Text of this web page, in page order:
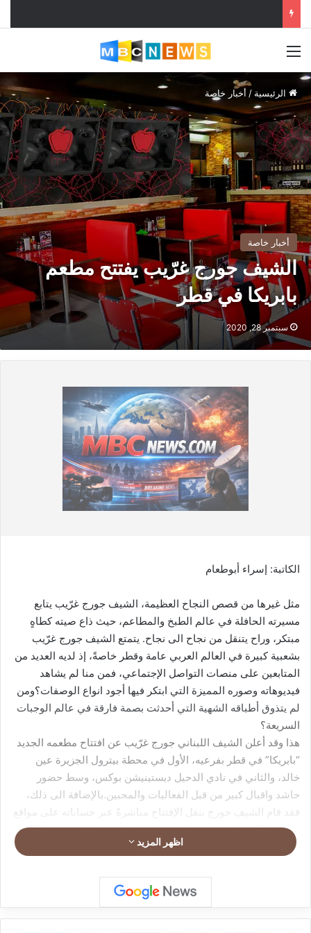
الرئيسية / أخبار خاصة
أخبار خاصة
الشيف جورج غرّيب يفتتح مطعم
بابريكا في قطر
سبتمبر 28, 2020
الكاتبة: إسراء أبوطعام
مثل غيرها من قصص النجاح العظيمة، الشيف جورج غرّيب يتابع
مسيرته الحافلة في عالم الطبخ والمطاعم، حيث ذاع صيته كطاهٍ
مبتكر، وراح يتنقل من نجاح الى نجاح. يتمتع الشيف جورج غرّيب
بشعبية كبيرة في العالم العربي عامة وقطر خاصةً، إذ لديه العديد من
المتابعين على منصات التواصل الإجتماعي، فمن منا لم يشاهد
فيديوهاته وصوره المميزة التي ابتكر فيها أجود انواع الوصفات؟ومن
لم يتذوق أطباقه الشهية التي أحدثت بصمة فارقة في عالم الوجبات
السريعة؟
هذا وقد أعلن الشيف اللبناني جورج غرّيب عن افتتاح مطعمه الجديد
“بابريكا” في قطر بفرعيه، الأول في محطة بيترول الجزيرة عين
خالد، والثاني في نادي الدحيل ديستينيشن بوكس، وسط حضور
حاشد واقبال كبير من قبل الفعاليات والمحبين.بالإضافة الى ذلك،
فقد قام الشيف جورج بنقل الإفتتاح مباشرةً عبر حساباته على مواقع
التواصل الإجتماعي حيث لاقى رواجاً واسعاً من قبل المتابعين الذين
ينتظرون أعماله بفارغ الصبر.
اللونين الأسود والأحمر يتوسطهما شعار البابريكا باللون الأحمر،
ونفسه لزيّ العمال وعلى علب تقديم الوجبات. ويتميز مطعم بابريكا
اظهر المزيد